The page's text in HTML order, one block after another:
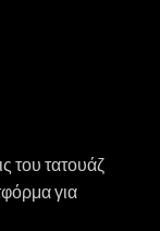
του τατουάζ
για